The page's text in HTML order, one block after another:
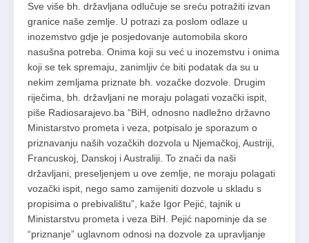
Sve više bh. državljana odlučuje se sreću potražiti izvan
granice naše zemlje. U potrazi za poslom odlaze u
inozemstvo gdje je posjedovanje automobila skoro
nasušna potreba. Onima koji su već u inozemstvu i onima
koji se tek spremaju, zanimljiv će biti podatak da su u
nekim zemljama priznate bh. vozačke dozvole. Drugim
riječima, bh. državljani ne moraju polagati vozački ispit,
piše Radiosarajevo.ba “BiH, odnosno nadležno državno
Ministarstvo prometa i veza, potpisalo je sporazum o
priznavanju naših vozačkih dozvola u Njemačkoj, Austriji,
Francuskoj, Danskoj i Australiji. To znači da naši
državljani, preseljenjem u ove zemlje, ne moraju polagati
vozački ispit, nego samo zamijeniti dozvole u skladu s
propisima o prebivalištu”, kaže Igor Pejić, tajnik u
Ministarstvu prometa i veza BiH. Pejić napominje da se
“priznanje” uglavnom odnosi na dozvole za upravljanje